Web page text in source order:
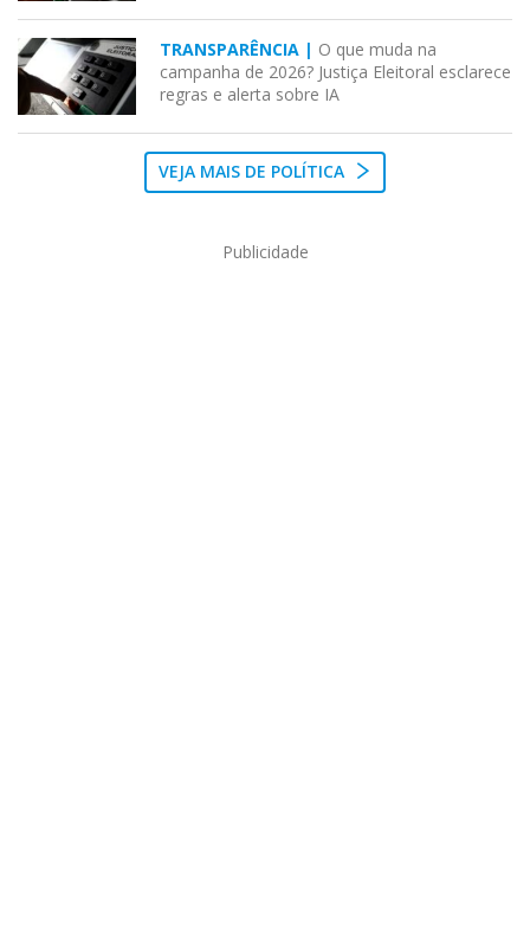
TRANSPARÊNCIA | O que muda na
campanha de 2026? Justiça Eleitoral esclarece
regras e alerta sobre IA
VEJA MAIS DE POLÍTICA
Publicidade